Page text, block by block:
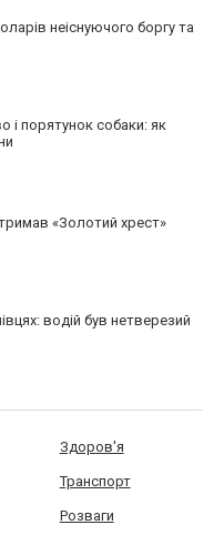
неіснуючого боргу та
і порятунок собаки: як
«Золотий хрест»
водій був нетверезий
Здоров'я
Транспорт
Розваги